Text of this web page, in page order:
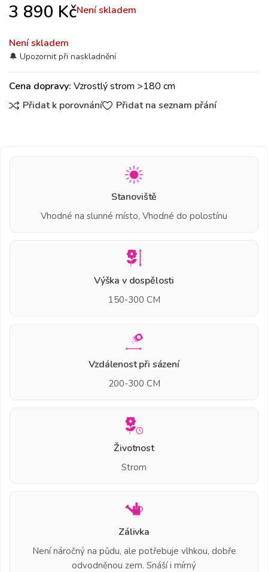
3 890 KčNení skladem
Není skladem
Cena dopravy: Vzrostlý strom >180 cm
Přidat k porovnání
Přidat na seznam přání
Stanoviště
Vhodné na slunné místo, Vhodné do polostínu
Výška v dospělosti
150-300 CM
Vzdálenost při sázení
200-300 CM
Životnost
Strom
Zálivka
Není náročný na půdu, ale potřebuje vlhkou, dobře
odvodněnou zem. Snáší i mírný